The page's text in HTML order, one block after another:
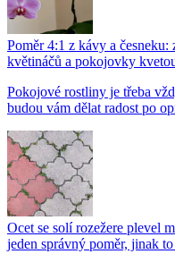
Poměr 4:1 z kávy a česneku:
květináčů a pokojovky
Pokojové rostliny je třeba
budou vám dělat radost po
Ocet se solí rozežere plevel
jeden správný poměr, jinak